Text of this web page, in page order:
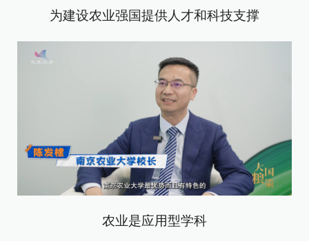
为建设农业强国提供人才和科技支撑
农业是应用型学科